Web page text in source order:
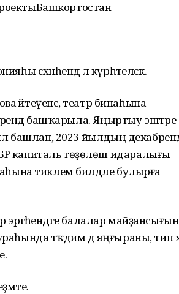
лә күрһәтеләсәк.
әйтеүенсә, театр бинаһына
башҡарыла. Яңыртыу эштәре
башлап, 2023 йылдың
капиталь төҙөлөш идаралығы
тиклем билдәле булырға
эргәһендәге балалар майҙансығын
тәҡдим дә яңғыраны, тип